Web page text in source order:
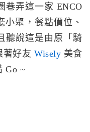
巷弄這一家 ENCO
小聚，餐點價位、
聽說這是由原「騎
著好友 Wisely 美食
Go ~